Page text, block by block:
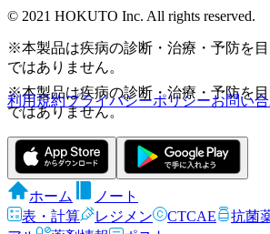
© 2021 HOKUTO Inc. All rights reserved.
※本製品は疾病の診断・治療・予防を
ではありません。
利用規約プライバシーポリシーお問い
※本製品は疾病の診断・治療・予防を
ではありません。
ホーム
ノート
表・計算
レジメン CTCAE 抗菌